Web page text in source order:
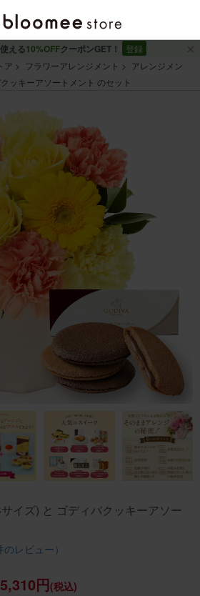
える10%OFFクーポンGET！
登録
ア
フラワーアレンジメント
アレンジメン
ッキーアソートメント のセット
イズ) と ゴディバクッキーアソー
のレビュー）
5,310円(税込)